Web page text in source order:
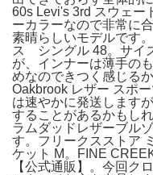
60s Levi's 3rd スウェー
ーカラーなので非常に
素晴らしいモデルです
ス シングル 48。サイ
が、インナーは薄手の
めなのできつく感じる
Oakbrook レザー スポ
は速やかに発送します
することがあるかもし
ラムダッドレザーブル
す。フリークスストア
ケット M。FINE
【公式通販】。今回ク